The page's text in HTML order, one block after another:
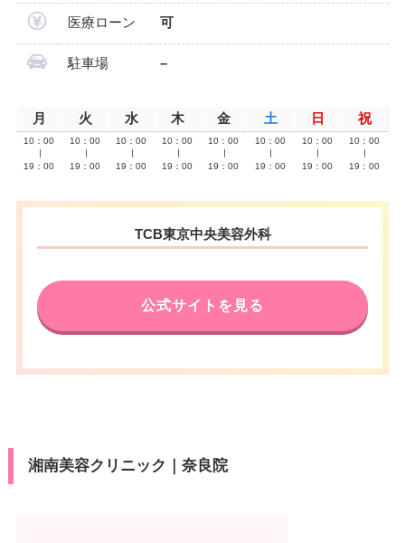
医療ローン 可
駐車場 –
月 火 水 木 金 土 日 祝
10：00
19：00
10：00
19：00
10：00
19：00
10：00
19：00
10：00
19：00
10：00
19：00
10：00
19：00
10：00
19：00
TCB東京中央美容外科
公式サイトを見る
湘南美容クリニック｜奈良院